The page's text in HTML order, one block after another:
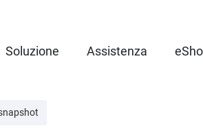
Soluzione Assistenza